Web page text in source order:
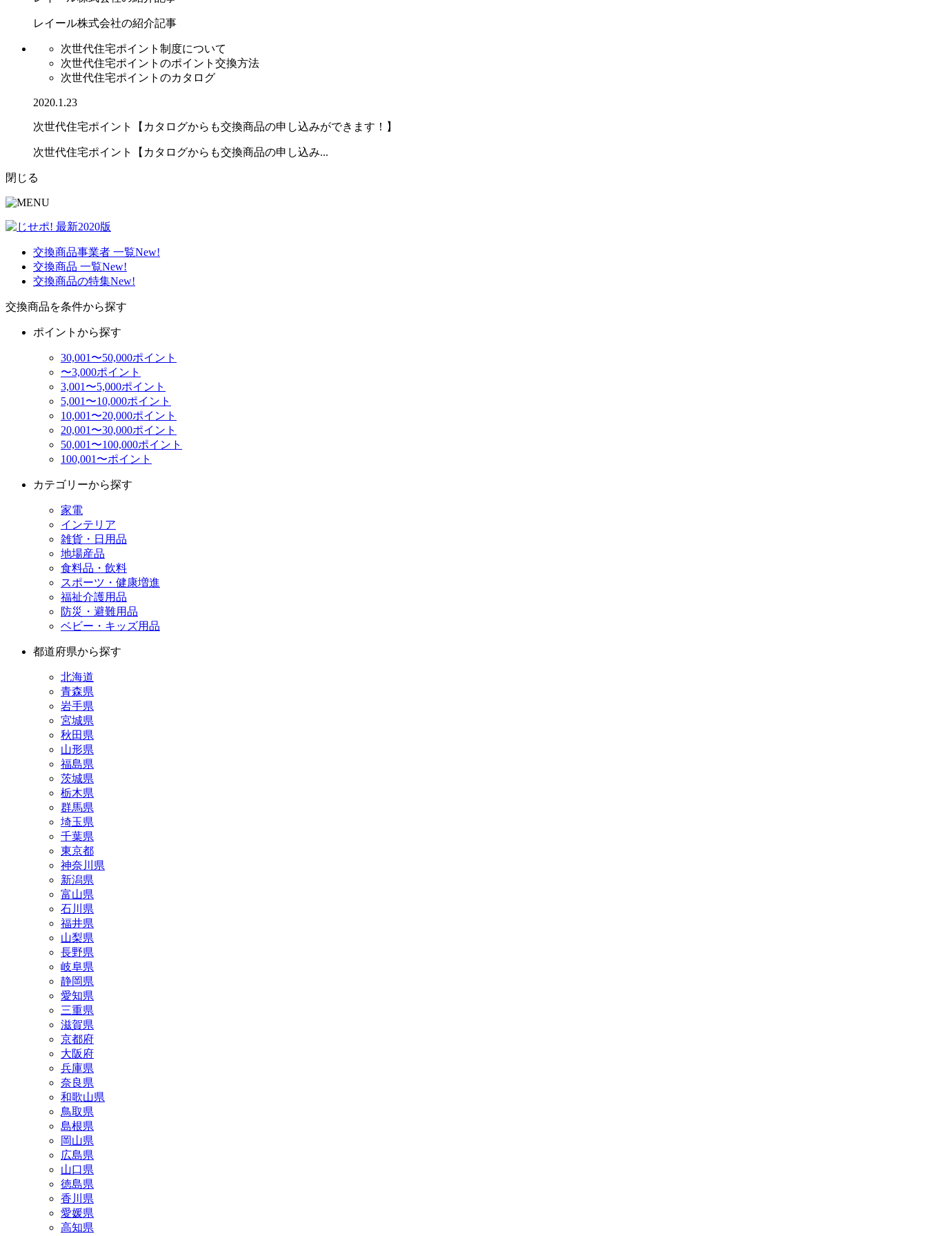
レイール株式会社の紹介記事
次世代住宅ポイント制度について
次世代住宅ポイントのポイント交換方法
次世代住宅ポイントのカタログ
2020.1.23
次世代住宅ポイント【カタログからも交換商品の申し込みができます！】
次世代住宅ポイント【カタログからも交換商品の申し込み...
閉じる
交換商品事業者 一覧New!
交換商品 一覧New!
交換商品の特集New!
交換商品を条件から探す
ポイントから探す
30,001〜50,000ポイント
〜3,000ポイント
3,001〜5,000ポイント
5,001〜10,000ポイント
10,001〜20,000ポイント
20,001〜30,000ポイント
50,001〜100,000ポイント
100,001〜ポイント
カテゴリーから探す
家電
インテリア
雑貨・日用品
地場産品
食料品・飲料
スポーツ・健康増進
福祉介護用品
防災・避難用品
ベビー・キッズ用品
都道府県から探す
北海道
青森県
岩手県
宮城県
秋田県
山形県
福島県
茨城県
栃木県
群馬県
埼玉県
千葉県
東京都
神奈川県
新潟県
富山県
石川県
福井県
山梨県
長野県
岐阜県
静岡県
愛知県
三重県
滋賀県
京都府
大阪府
兵庫県
奈良県
和歌山県
鳥取県
島根県
岡山県
広島県
山口県
徳島県
香川県
愛媛県
高知県